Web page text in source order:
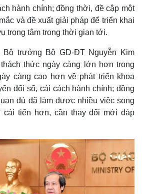
Quân sự - Quốc phòng
Vũ khí
Việt Nam
hành chính; đồng thời, đề cập một
và đề xuất giải pháp để triển khai
trọng tâm trong thời gian tới.
Bộ trưởng Bộ GD-ĐT Nguyễn Kim
thức ngày càng lớn hơn trong
càng cao hơn về phát triển khoa
đổi số, cải cách hành chính; đồng
dù đã làm được nhiều việc song
cải tiến hơn, cần thay đổi mới đáp